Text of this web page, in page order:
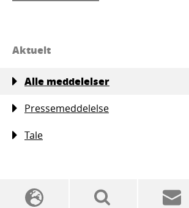
Aktuelt
Alle meddelelser
Pressemeddelelse
Tale
SSW politics from A to Z